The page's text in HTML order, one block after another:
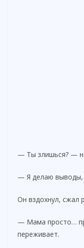
— Ты злишься? —
— Я делаю
Он вздохнул, сжал
— Мама просто…
переживает.